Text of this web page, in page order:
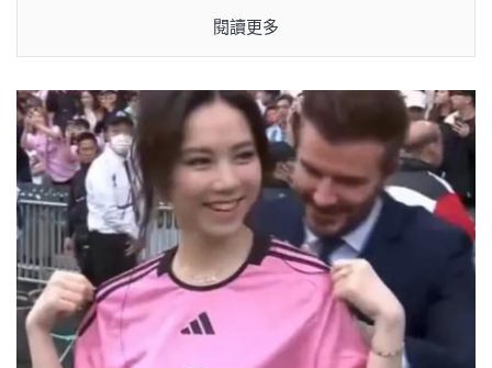
閱讀更多